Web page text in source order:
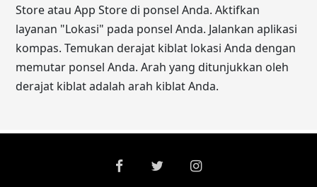
Store atau App Store di ponsel Anda. Aktifkan
layanan "Lokasi" pada ponsel Anda. Jalankan aplikasi
kompas. Temukan derajat kiblat lokasi Anda dengan
memutar ponsel Anda. Arah yang ditunjukkan oleh
derajat kiblat adalah arah kiblat Anda.